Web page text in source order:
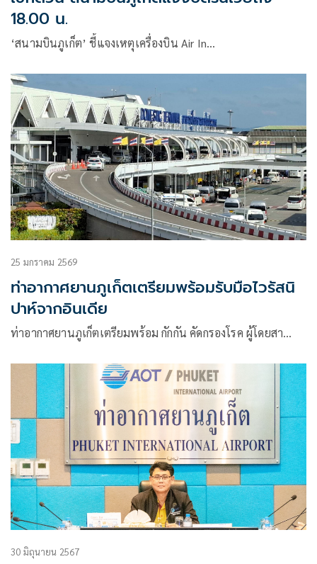
18.00 น.
‘สนามบินภูเก็ต’ ชี้แจงเหตุเครื่องบิน Air In…
25 มกราคม 2569
ท่าอากาศยานภูเก็ตเตรียมพร้อมรับมือไวรัสนิ
ปาห์จากอินเดีย
ท่าอากาศยานภูเก็ตเตรียมพร้อม กักกัน คัดกรองโรค ผู้โดยสา…
30 มิถุนายน 2567